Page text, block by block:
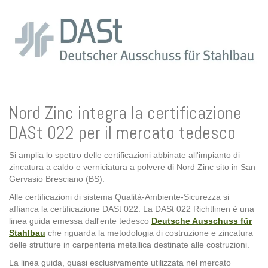
Nord Zinc integra la certificazione
DASt 022 per il mercato tedesco
Si amplia lo spettro delle certificazioni abbinate all'impianto di
zincatura a caldo e verniciatura a polvere di Nord Zinc sito in San
Gervasio Bresciano (BS).
Alle certificazioni di sistema Qualità-Ambiente-Sicurezza si
affianca la certificazione DASt 022. La DASt 022 Richtlinen è una
linea guida emessa dall'ente tedesco Deutsche Ausschuss für
Stahlbau che riguarda la metodologia di costruzione e zincatura
delle strutture in carpenteria metallica destinate alle costruzioni.
La linea guida, quasi esclusivamente utilizzata nel mercato